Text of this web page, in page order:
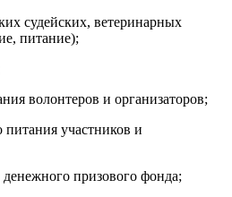
судейских, ветеринарных
питание);
волонтеров и организаторов;
питания участников и
призового фонда;